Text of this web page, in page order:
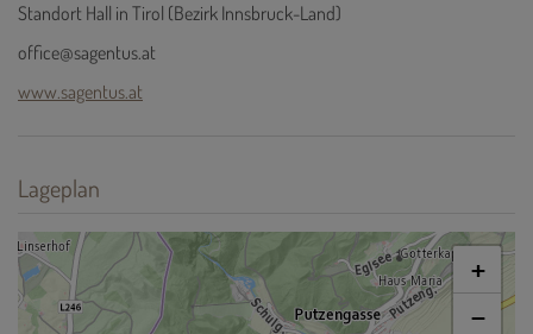
Standort Hall in Tirol (Bezirk Innsbruck-Land)
office@sagentus.at
www.sagentus.at
Lageplan
+
−